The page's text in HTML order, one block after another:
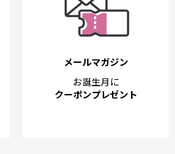
メールマガジン
お誕生月に
クーポンプレゼント